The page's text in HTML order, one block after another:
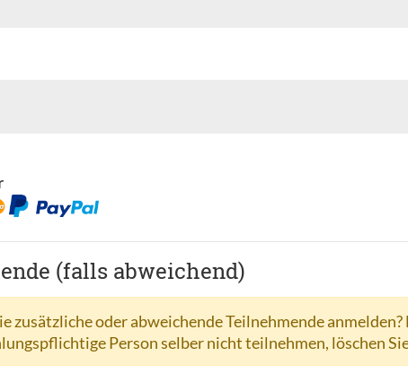
(falls abweichend)
zusätzliche oder abweichende Teilnehmende
Person selber nicht teilnehmen, löschen